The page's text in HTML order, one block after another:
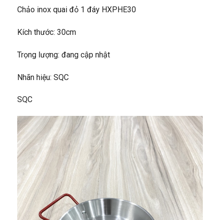
Chảo inox quai đỏ 1 đáy HXPHE30
Kích thước: 30cm
Trọng lượng: đang cập nhật
Nhãn hiệu: SQC
SQC